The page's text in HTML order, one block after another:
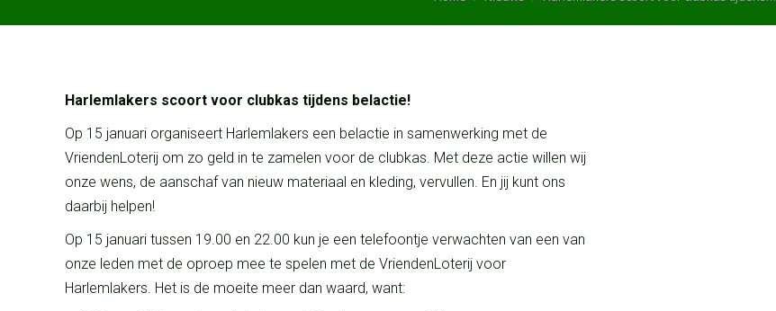
Harlemlakers scoort voor clubkas tijdens belactie!
Op 15 januari organiseert Harlemlakers een belactie in samenwerking met de
VriendenLoterij om zo geld in te zamelen voor de clubkas. Met deze actie willen wij
onze wens, de aanschaf van nieuw materiaal en kleding, vervullen. En jij kunt ons
daarbij helpen!
Op 15 januari tussen 19.00 en 22.00 kun je een telefoontje verwachten van een van
onze leden met de oproep mee te spelen met de VriendenLoterij voor
Harlemlakers. Het is de moeite meer dan waard, want: